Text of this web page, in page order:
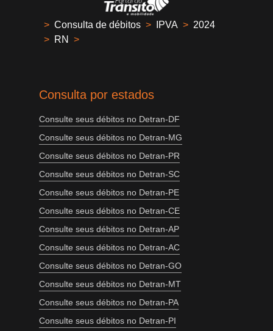
> Consulta de débitos > IPVA > 2024
> RN >
Consulta por estados
Consulte seus débitos no Detran-DF
Consulte seus débitos no Detran-MG
Consulte seus débitos no Detran-PR
Consulte seus débitos no Detran-SC
Consulte seus débitos no Detran-PE
Consulte seus débitos no Detran-CE
Consulte seus débitos no Detran-AP
Consulte seus débitos no Detran-AC
Consulte seus débitos no Detran-GO
Consulte seus débitos no Detran-MT
Consulte seus débitos no Detran-PA
Consulte seus débitos no Detran-PI